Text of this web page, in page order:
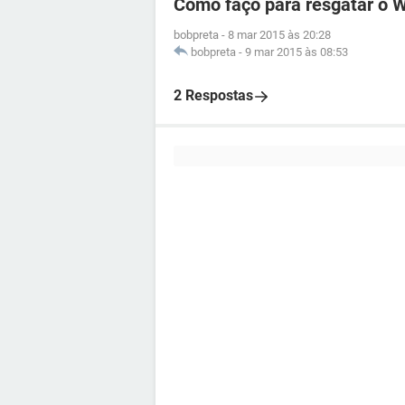
Como faço para resgatar o
bobpreta - 8 mar 2015 às 20:28
bobpreta - 9 mar 2015 às 08:53
2 Respostas